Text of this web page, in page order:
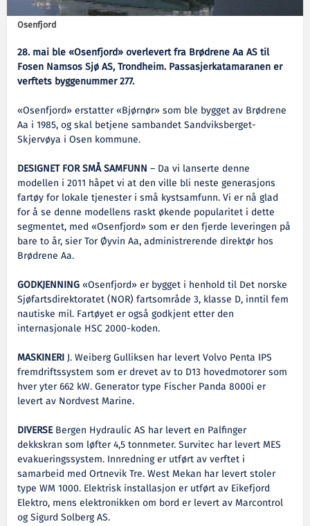
Osenfjord
28. mai ble «Osenfjord» overlevert fra Brødrene Aa AS til
Fosen Namsos Sjø AS, Trondheim. Passasjerkatamaranen er
verftets byggenummer 277.
«Osenfjord» erstatter «Bjørnør» som ble bygget av Brødrene
Aa i 1985, og skal betjene sambandet Sandviksberget-
Skjervøya i Osen kommune.
DESIGNET FOR SMÅ SAMFUNN – Da vi lanserte denne
modellen i 2011 håpet vi at den ville bli neste generasjons
fartøy for lokale tjenester i små kystsamfunn. Vi er nå glad
for å se denne modellens raskt økende popularitet i dette
segmentet, med «Osenfjord» som er den fjerde leveringen på
bare to år, sier Tor Øyvin Aa, administrerende direktør hos
Brødrene Aa.
GODKJENNING«Osenfjord» er bygget i henhold til Det norske
Sjøfartsdirektoratet (NOR) fartsområde 3, klasse D, inntil fem
nautiske mil. Fartøyet er også godkjent etter den
internasjonale HSC 2000-koden.
MASKINERIJ. Weiberg Gulliksen har levert Volvo Penta IPS
fremdriftssystem som er drevet av to D13 hovedmotorer som
hver yter 662 kW. Generator type Fischer Panda 8000i er
levert av Nordvest Marine.
DIVERSEBergen Hydraulic AS har levert en Palfinger
dekkskran som løfter 4,5 tonnmeter. Survitec har levert MES
evakueringssystem. Innredning er utført av verftet i
samarbeid med Ortnevik Tre. West Mekan har levert stoler
type WM 1000. Elektrisk installasjon er utført av Eikefjord
Elektro, mens elektronikken om bord er levert av Marcontrol
og Sigurd Solberg AS.